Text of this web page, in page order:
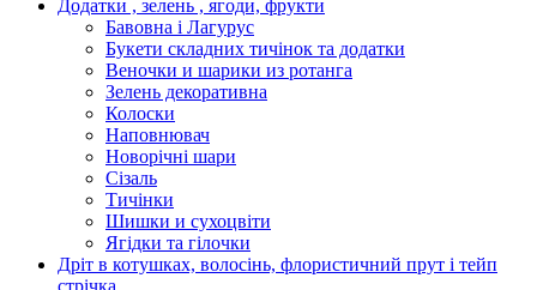
Додатки , зелень , ягоди, фрукти
Бавовна і Лагурус
Букети складних тичінок та додатки
Веночки и шарики из ротанга
Зелень декоративна
Колоски
Наповнювач
Новорічні шари
Сізаль
Тичінки
Шишки и сухоцвіти
Ягідки та гілочки
Дріт в котушках, волосінь, флористичний прут і тейп
стрічка